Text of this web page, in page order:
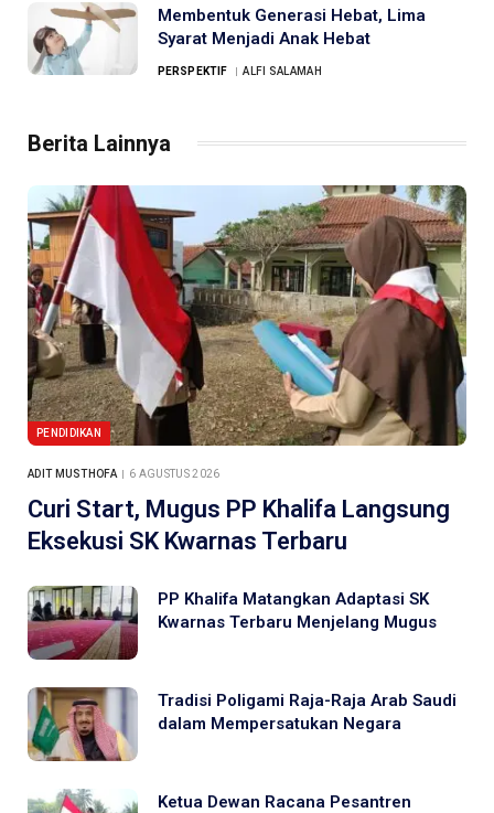
Membentuk Generasi Hebat, Lima
Syarat Menjadi Anak Hebat
PERSPEKTIF ALFI SALAMAH
Berita Lainnya
PENDIDIKAN
ADIT MUSTHOFA 6 AGUSTUS 2026
Curi Start, Mugus PP Khalifa Langsung
Eksekusi SK Kwarnas Terbaru
PP Khalifa Matangkan Adaptasi SK
Kwarnas Terbaru Menjelang Mugus
Tradisi Poligami Raja-Raja Arab Saudi
dalam Mempersatukan Negara
Ketua Dewan Racana Pesantren